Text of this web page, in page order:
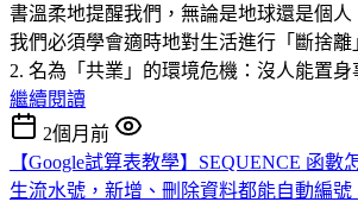
書溫柔地提醒我們，無論是地球還是個人
我們必須學會適時地對生活進行「斷捨離
2. 名為「共業」的環境危機：沒人能置身
繼續閱讀
2個月前
【Google試算表教學】SEQUENCE 函數
生流水號，新增、刪除資料都能自動編號